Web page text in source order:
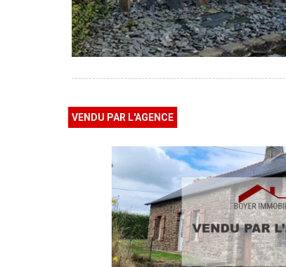
VENDU PAR L'AGENCE